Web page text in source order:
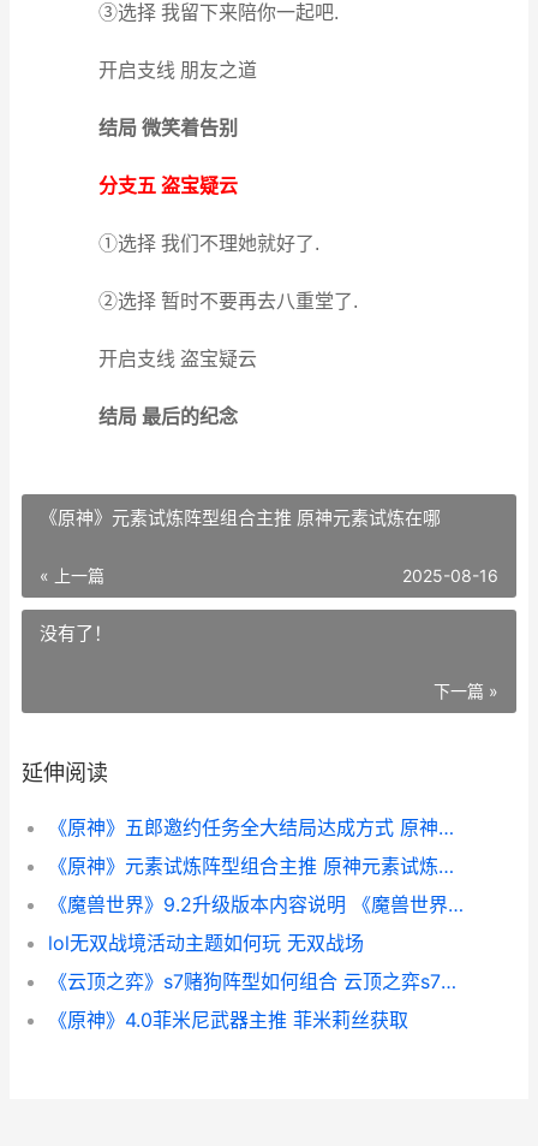
③选择 我留下来陪你一起吧.
开启支线 朋友之道
结局 微笑着告别
分支五 盗宝疑云
①选择 我们不理她就好了.
②选择 暂时不要再去八重堂了.
开启支线 盗宝疑云
结局 最后的纪念
《原神》元素试炼阵型组合主推 原神元素试炼在哪
« 上一篇 2025-08-16
没有了！
下一篇 »
延伸阅读
《原神》五郎邀约任务全大结局达成方式 原神五郎爆料
《原神》元素试炼阵型组合主推 原神元素试炼在哪
《魔兽世界》9.2升级版本内容说明 《魔兽世界》9.0版本
lol无双战境活动主题如何玩 无双战场
《云顶之弈》s7赌狗阵型如何组合 云顶之弈s7是哪一年
《原神》4.0菲米尼武器主推 菲米莉丝获取